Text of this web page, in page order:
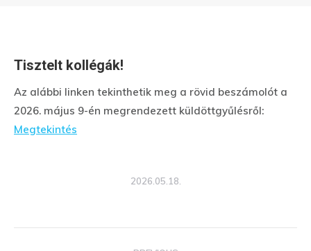
Tisztelt kollégák!
Az alábbi linken tekinthetik meg a rövid beszámolót a
2026. május 9-én megrendezett küldöttgyűlésről:
Megtekintés
2026.05.18.